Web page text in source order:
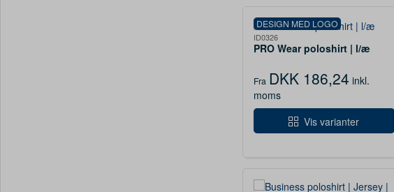
DESIGN MED LOGO
ID0326
PRO Wear poloshirt | l/æ
Fra DKK 186,24 inkl.
moms
Vis varianter